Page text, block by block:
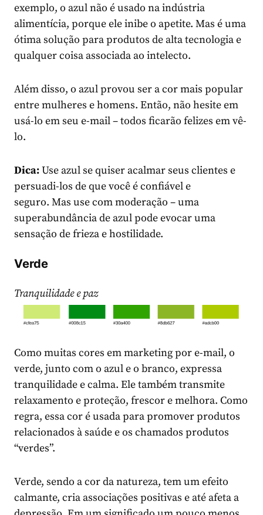
exemplo, o azul não é usado na indústria
alimentícia, porque ele inibe o apetite. Mas é uma
ótima solução para produtos de alta tecnologia e
qualquer coisa associada ao intelecto.
Além disso, o azul provou ser a cor mais popular
entre mulheres e homens. Então, não hesite em
usá-lo em seu e-mail – todos ficarão felizes em vê-
lo.
Dica:Use azul se quiser acalmar seus clientes e
persuadi-los de que você é confiável e
seguro. Mas use com moderação – uma
superabundância de azul pode evocar uma
sensação de frieza e hostilidade.
Verde
Tranquilidade e paz
Como muitas cores em marketing por e-mail, o
verde, junto com o azul e o branco, expressa
tranquilidade e calma. Ele também transmite
relaxamento e proteção, frescor e melhora. Como
regra, essa cor é usada para promover produtos
relacionados à saúde e os chamados produtos
“verdes”.
Verde, sendo a cor da natureza, tem um efeito
calmante, cria associações positivas e até afeta a